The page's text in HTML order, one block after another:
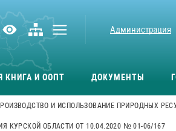
Администрация
КНИГА И ООПТ ДОКУМЕНТЫ
И ИСПОЛЬЗОВАНИЕ ПРИРОДНЫХ
КУРСКОЙ ОБЛАСТИ ОТ 10.04.2020 № 01-06/167